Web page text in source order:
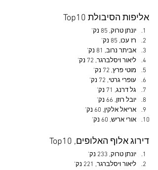
אליפות הסיבולת Top10
יונתן טרוק, 85 נק'
רז עכו, 85 נק'
אביתר נרוב, 81 נק'
ליאור ויסלברגר, 72 נק'
מוטי פרץ, 72 נק'
עופרי גרטי, 72 נק'
גל דרנג, 71 נק'
יובל רוזן, 66 נק'
אריאל אלקין, 60 נק'
אורי אריש, 60 נק'
דירוג אלוף האלופים, Top10
יונתן טרוק, 233 נק'
ליאור ויסלברגר, 221 נק'